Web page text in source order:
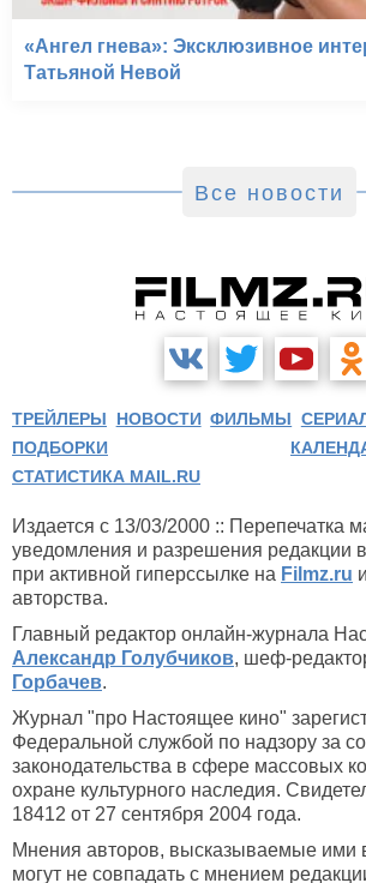
«Ангел гнева»: Эксклюзивное
Татьяной Невой
Все новости
ТРЕЙЛЕРЫ НОВОСТИ ФИЛЬМЫ
ПОДБОРКИ
СТАТИСТИКА MAIL.RU
Издается с 13/03/2000 :: Перепечатка
уведомления и разрешения редакции
при активной гиперссылке на Filmz.ru
авторства.
Главный редактор онлайн-журнала
Александр Голубчиков, шеф-
Горбачев.
Журнал "про Настоящее кино"
Федеральной службой по надзору за
законодательства в сфере массовых
охране культурного наследия.
18412 от 27 сентября 2004 года.
Мнения авторов, высказываемые ими
могут не совпадать с мнением